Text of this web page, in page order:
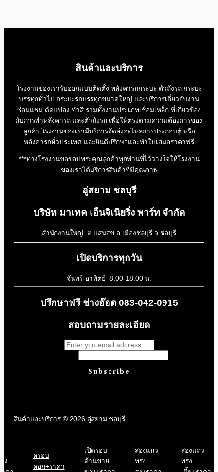
สินค้าและบริการ
โรงงานของเรารับออกแบบติดตั้ง หลังคารถกระบะ ตัวถังรถ กระบะ
บรรทุกทั่วไป กระบะรถบรรทุกขนาดใหญ่ และบริการเกี่ยวกับงาน
ซ่อมแซม ดัดแปลง ทำสี รวมทั้งงานประเภทเชื่อมเหล็ก ที่เกี่ยวข้อง
กับการทำหลังคารถ และตัวถังรถ เพื่อให้ตรงตามความต้องการของ
ลูกค้า โรงงานของเรามีบริการจัดส่งอะไหล่การประกอบตู้ หรือ
หลังคารถทั่วประเทศ และยินดีปรึกษาและทำใบเสนอราคาฟรี
***ทางโรงงานขอขอบพระคุณลูกค้าทุกท่านที่ไว้วางใจให้โรงงาน
ของเราได้บริการสินค้าที่มีคุณภาพ
อู่สยาม ชลบุรี
บริษัท มาเทค เอ็นจิเนียริ่ง พาร์ท จำกัด
สำนักงานใหญ่ ต.แสนสุข อ.เมืองชลบุรี จ.ชลบุรี
เปิดบริการทุกวัน
จันทร์-อาทิตย์ 8.00-18.00 น.
ปรึกษาฟรี ช่างอ๊อด 083-042-0915
สอบถามรายละเอียด
Subscribe
สินค้าและบริการ © 2026 อู่สยาม ชลบุรี
ง
ครอบ
คอก+ราคา
เปิดรอบ
ด้านขาย
สองแถว
ทรง
สองแถว
ทรง